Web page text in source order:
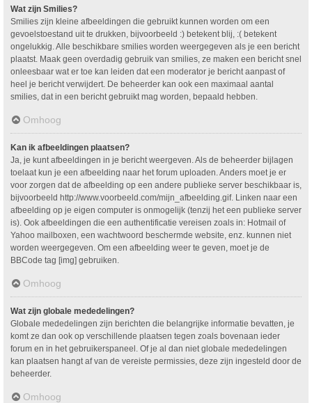
Wat zijn Smilies?
Smilies zijn kleine afbeeldingen die gebruikt kunnen worden om een
gevoelstoestand uit te drukken, bijvoorbeeld :) betekent blij, :( betekent
ongelukkig. Alle beschikbare smilies worden weergegeven als je een bericht
plaatst. Maak geen overdadig gebruik van smilies, ze maken een bericht snel
onleesbaar wat er toe kan leiden dat een moderator je bericht aanpast of
heel je bericht verwijdert. De beheerder kan ook een maximaal aantal
smilies, dat in een bericht gebruikt mag worden, bepaald hebben.
Omhoog
Kan ik afbeeldingen plaatsen?
Ja, je kunt afbeeldingen in je bericht weergeven. Als de beheerder bijlagen
toelaat kun je een afbeelding naar het forum uploaden. Anders moet je er
voor zorgen dat de afbeelding op een andere publieke server beschikbaar is,
bijvoorbeeld http://www.voorbeeld.com/mijn_afbeelding.gif. Linken naar een
afbeelding op je eigen computer is onmogelijk (tenzij het een publieke server
is). Ook afbeeldingen die een authentificatie vereisen zoals in: Hotmail of
Yahoo mailboxen, een wachtwoord beschermde website, enz. kunnen niet
worden weergegeven. Om een afbeelding weer te geven, moet je de
BBCode tag [img] gebruiken.
Omhoog
Wat zijn globale mededelingen?
Globale mededelingen zijn berichten die belangrijke informatie bevatten, je
komt ze dan ook op verschillende plaatsen tegen zoals bovenaan ieder
forum en in het gebruikerspaneel. Of je al dan niet globale mededelingen
kan plaatsen hangt af van de vereiste permissies, deze zijn ingesteld door de
beheerder.
Omhoog